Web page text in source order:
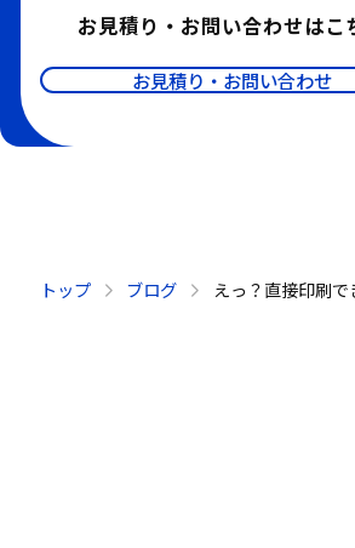
お見積り・お問い合わせはこ
お見積り・お問い合わせ
トップ ブログ えっ？直接印刷できるの？G段オ